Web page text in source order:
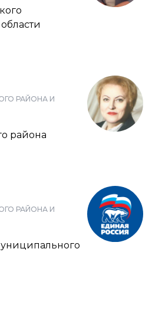
РАЙОНА И
района
РАЙОНА И